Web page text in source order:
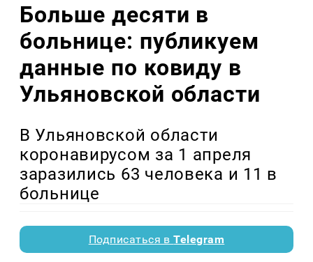
Больше десяти в
больнице: публикуем
данные по ковиду в
Ульяновской области
В Ульяновской области
коронавирусом за 1 апреля
заразились 63 человека и 11 в
больнице
Подписаться вTelegram